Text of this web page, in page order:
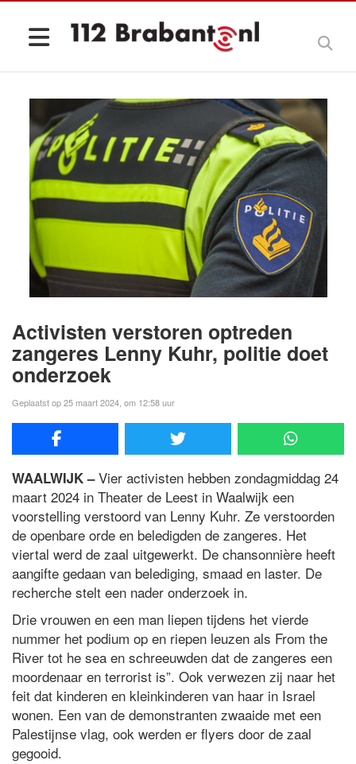
Activisten verstoren optreden
zangeres Lenny Kuhr, politie doet
onderzoek
Geplaatst op 25 maart 2024, om 12:58 uur
WAALWIJK –Vier activisten hebben zondagmiddag 24
maart 2024 in Theater de Leest in Waalwijk een
voorstelling verstoord van Lenny Kuhr. Ze verstoorden
de openbare orde en beledigden de zangeres. Het
viertal werd de zaal uitgewerkt. De chansonnière heeft
aangifte gedaan van belediging, smaad en laster. De
recherche stelt een nader onderzoek in.
Drie vrouwen en een man liepen tijdens het vierde
nummer het podium op en riepen leuzen als From the
River tot he sea en schreeuwden dat de zangeres een
moordenaar en terrorist is”. Ook verwezen zij naar het
feit dat kinderen en kleinkinderen van haar in Israel
wonen. Een van de demonstranten zwaaide met een
Palestijnse vlag, ook werden er flyers door de zaal
gegooid.